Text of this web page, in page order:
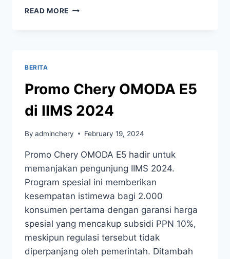
READ MORE
BERITA
Promo Chery OMODA E5
di IIMS 2024
By adminchery February 19, 2024
Promo Chery OMODA E5 hadir untuk
memanjakan pengunjung IIMS 2024.
Program spesial ini memberikan
kesempatan istimewa bagi 2.000
konsumen pertama dengan garansi harga
spesial yang mencakup subsidi PPN 10%,
meskipun regulasi tersebut tidak
diperpanjang oleh pemerintah. Ditambah